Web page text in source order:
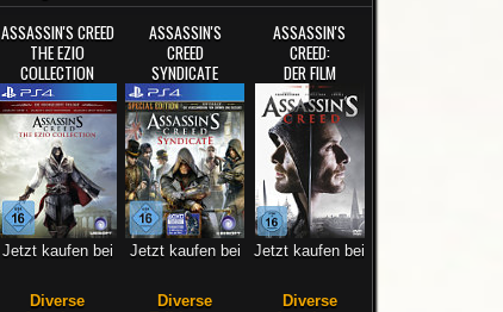
ASSASSIN'S CREED
THE EZIO
COLLECTION
Jetzt kaufen bei
Diverse
ASSASSIN'S
CREED
SYNDICATE
Jetzt kaufen bei
Diverse
ASSASSIN'S
CREED:
DER FILM
Jetzt kaufen bei
Diverse